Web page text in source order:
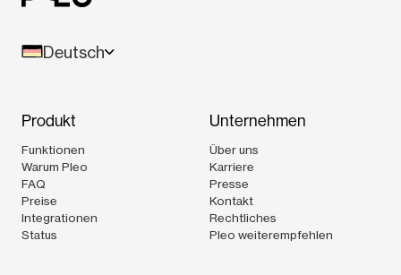
Deutsch
Produkt
Funktionen
Warum Pleo
FAQ
Preise
Integrationen
Status
Unternehmen
Über uns
Karriere
Presse
Kontakt
Rechtliches
Pleo weiterempfehlen